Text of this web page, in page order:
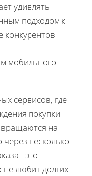
удивлять
подходом к
конкурентов
мобильного
сервисов, где
покупки
на
через несколько
- это
не любит долгих